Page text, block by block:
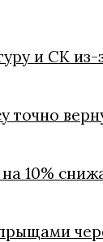
и СК
точно
10%